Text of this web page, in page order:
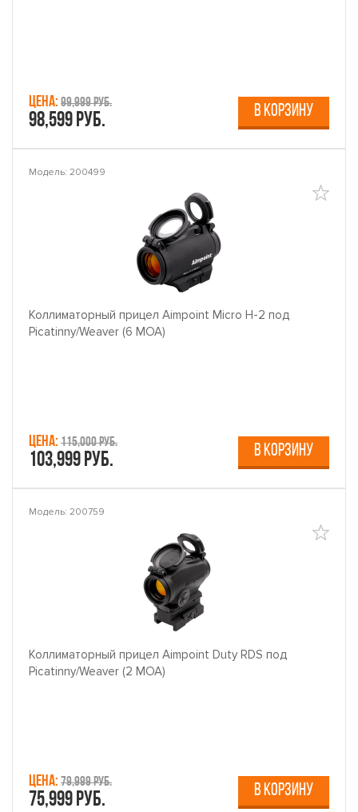
Цена: 99,999 руб.
98,599 руб. В КОРЗИНУ
Модель: 200499
Коллиматорный прицел Aimpoint Micro H-2 под
Picatinny/Weaver (6 МОА)
Цена: 115,000 руб.
103,999 руб. В КОРЗИНУ
Модель: 200759
Коллиматорный прицел Aimpoint Duty RDS под
Picatinny/Weaver (2 МОА)
Цена: 79,999 руб.
75,999 руб. В КОРЗИНУ